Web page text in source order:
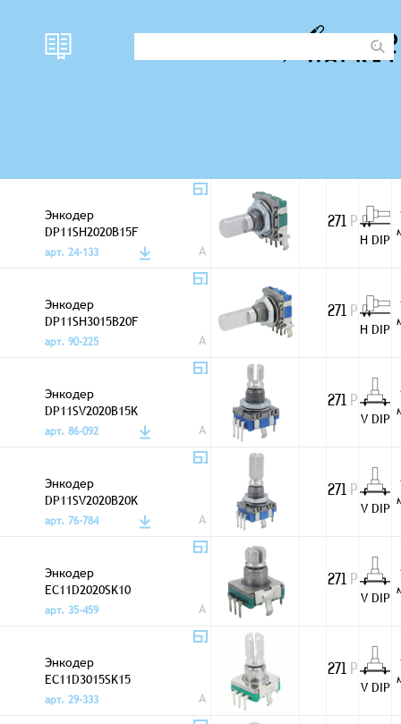
Энкодер
DP11SH2020B15F
арт. 24-133
A
271 Р
H DIP
Энкодер
DP11SH3015B20F
арт. 90-225
A
271 Р
H DIP
Энкодер
DP11SV2020B15K
арт. 86-092
A
271 Р
V DIP
Энкодер
DP11SV2020B20K
арт. 76-784
A
271 Р
V DIP
Энкодер
EC11D2020SK10
арт. 35-459
A
271 Р
V DIP
Энкодер
EC11D3015SK15
арт. 29-333
A
271 Р
V DIP